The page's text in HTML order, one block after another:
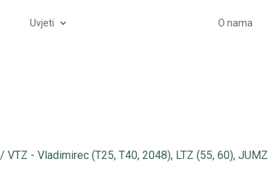
Uvjeti O nama
/VTZ - Vladimirec (T25, T40, 2048), LTZ (55, 60), JUMZ